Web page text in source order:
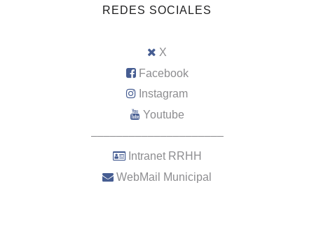
REDES SOCIALES
X
Facebook
Instagram
Youtube
–––––––––––––––––––––
Intranet RRHH
WebMail Municipal